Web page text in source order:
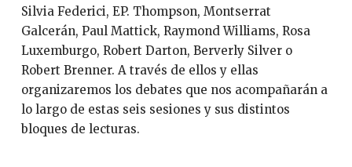
Silvia Federici, EP. Thompson, Montserrat
Galcerán, Paul Mattick, Raymond Williams, Rosa
Luxemburgo, Robert Darton, Berverly Silver o
Robert Brenner. A través de ellos y ellas
organizaremos los debates que nos acompañarán a
lo largo de estas seis sesiones y sus distintos
bloques de lecturas.